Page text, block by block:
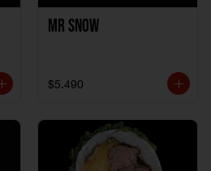
Mr Snow
$5.490